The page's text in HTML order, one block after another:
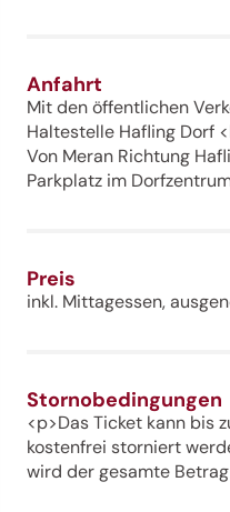
Anfahrt
Mit den öffentlichen
Haltestelle Hafling Dorf
Von Meran Richtung
Parkplatz im
Preis
inkl. Mittagessen,
Stornobedingungen
<p>Das Ticket kann bis
kostenfrei storniert
wird der gesamte